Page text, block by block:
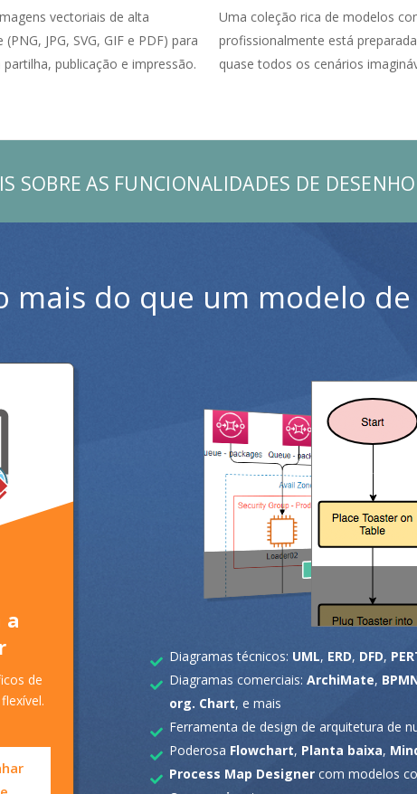
vectoriais de alta
(PNG, JPG, SVG, GIF e PDF) para
publicação e impressão.
Uma coleção rica de modelos
profissionalmente está
quase todos os cenários
SOBRE AS FUNCIONALIDADES DE DESENHO
mais do que um modelo
a
de
Diagramas técnicos: UML, ERD, DFD,
Diagramas comerciais: ArchiMate,
org. Chart, e mais
Ferramenta de design de arquitetura de
Poderosa Flowchart, Planta baixa,
Process Map Designer com modelos